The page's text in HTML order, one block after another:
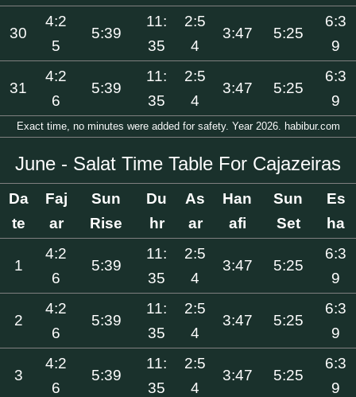
30
4:2
5
5:39
11:
35
2:5
4
3:47 5:25
6:3
9
31
4:2
6
5:39
11:
35
2:5
4
3:47 5:25
6:3
9
Exact time, no minutes were added for safety. Year 2026. habibur.com
June - Salat Time Table For Cajazeiras
Da
te
Faj
ar
Sun
Rise
Du
hr
As
ar
Han
afi
Sun
Set
Es
ha
1
4:2
6
5:39
11:
35
2:5
4
3:47 5:25
6:3
9
2
4:2
6
5:39
11:
35
2:5
4
3:47 5:25
6:3
9
3
4:2
6
5:39
11:
35
2:5
4
3:47 5:25
6:3
9